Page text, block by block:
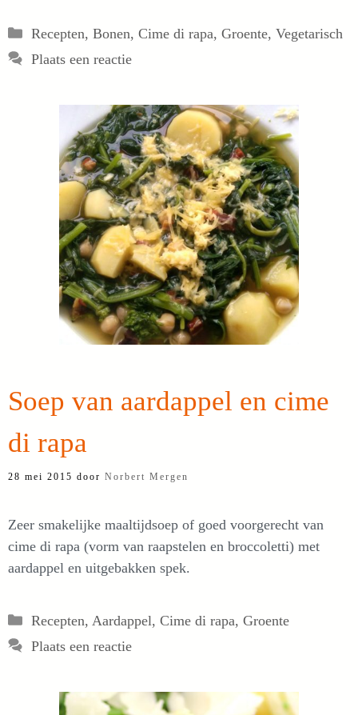
Categorieën
Recepten, Bonen, Cime di rapa, Groente, Vegetarisch
Plaats een reactie
Soep van aardappel en cime
di rapa
28 mei 2015 door Norbert Mergen
Zeer smakelijke maaltijdsoep of goed voorgerecht van
cime di rapa (vorm van raapstelen en broccoletti) met
aardappel en uitgebakken spek.
Categorieën
Recepten, Aardappel, Cime di rapa, Groente
Plaats een reactie